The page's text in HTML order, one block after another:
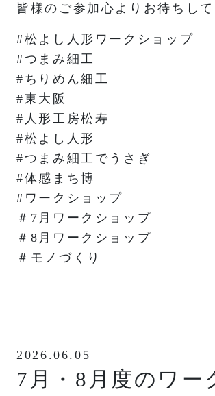
皆様のご参加心よりお待ちして
#松よし人形ワークショップ
#つまみ細工
#ちりめん細工
#東大阪
#人形工房松寿
#松よし人形
#つまみ細工でうさぎ
#体感まち博
#ワークショップ
＃7月ワークショップ
＃8月ワークショップ
＃モノづくり
2026.06.05
7月・8月度のワー